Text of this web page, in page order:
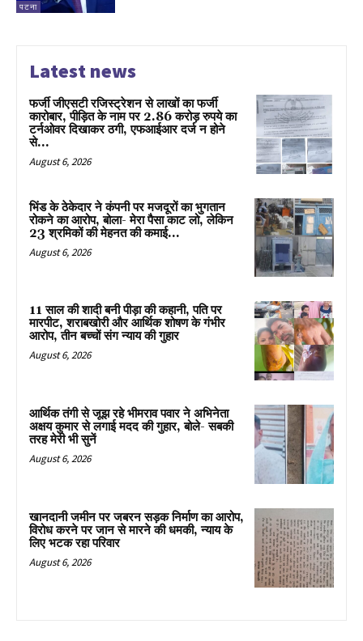
पटना
Latest news
फर्जी जीएसटी रजिस्ट्रेशन से लाखों का फर्जी
कारोबार, पीड़ित के नाम पर 2.86 करोड़ रुपये का
टर्नओवर दिखाकर ठगी, एफआईआर दर्ज न होने
से...
August 6, 2026
भिंड के ठेकेदार ने कंपनी पर मजदूरों का भुगतान
रोकने का आरोप, बोला- मेरा पैसा काट लो, लेकिन
23 श्रमिकों की मेहनत की कमाई...
August 6, 2026
11 साल की शादी बनी पीड़ा की कहानी, पति पर
मारपीट, शराबखोरी और आर्थिक शोषण के गंभीर
आरोप, तीन बच्चों संग न्याय की गुहार
August 6, 2026
आर्थिक तंगी से जूझ रहे भीमराव पवार ने अभिनेता
अक्षय कुमार से लगाई मदद की गुहार, बोले- सबकी
तरह मेरी भी सुनें
August 6, 2026
खानदानी जमीन पर जबरन सड़क निर्माण का आरोप,
विरोध करने पर जान से मारने की धमकी, न्याय के
लिए भटक रहा परिवार
August 6, 2026